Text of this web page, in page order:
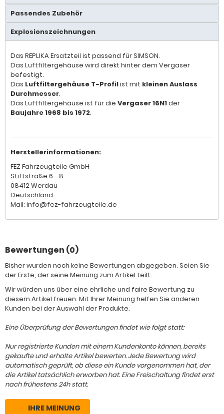
Passendes Zubehör
Explosionszeichnungen
Das REPLIKA Ersatzteil ist passend für SIMSON.
Das Luftfiltergehäuse wird direkt hinter dem Vergaser
befestigt.
Das Luftfiltergehäuse T-Profilist mit kleinen Auslass
Durchmesser.
Das Luftfiltergehäuse ist für die Vergaser 16N1der
Baujahre 1968 bis 1972.
Herstellerinformationen:
FEZ Fahrzeugteile GmbH
Stiftstraße 6 - 8
08412 Werdau
Deutschland
Mail: info@fez-fahrzeugteile.de
Bewertungen (0)
Bisher wurden noch keine Bewertungen abgegeben. Seien Sie
der Erste, der seine Meinung zum Artikel teilt.
Wir würden uns über eine ehrliche und faire Bewertung zu
diesem Artikel freuen. Mit Ihrer Meinung helfen Sie anderen
Kunden bei der Auswahl der Produkte.
Eine Überprüfung der Bewertungen findet wie folgt statt:
Nur registrierte Kunden mit einem Kundenkonto können, bereits
gekaufte und erhalte Artikel bewerten. Jede Bewertung wird
automatisch geprüft, ob diese ein Kunde vorgenommen hat, der
die Artikel tatsächlich erworben hat. Eine Freischaltung findet erst
nach frühestens 24h statt.
IHRE MEINUNG